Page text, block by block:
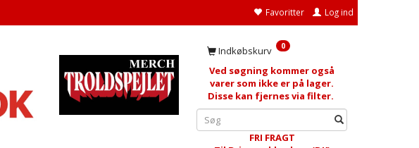
Favoritter Log ind
Indkøbskurv 0
Ved søgning kommer også
varer som ikke er på lager.
Disse kan fjernes via filter.
FRI FRAGT